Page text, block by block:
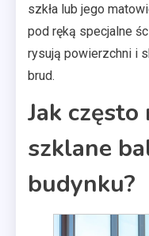
szkła lub jego
pod ręką specjalne
rysują powierzchni i
brud.
Jak
szklane
budynku?